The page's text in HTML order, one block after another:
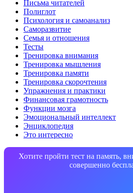
Письма читателей
Полиглот
Психология и самоанализ
Саморазвитие
Семья и отношения
Тесты
Тренировка внимания
Тренировка мышления
Тренировка памяти
Тренировка скорочтения
Упражнения и практики
Финансовая грамотность
Функции мозга
Эмоциональный интеллект
Энциклопедия
Это интересно
Хотите пройти тест на память,
совершенно